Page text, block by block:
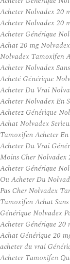
Acheter Nolvadex 20
Acheter Nolvadex 20
Acheter Générique
Achat 20 mg
Nolvadex Tamoxifen
Acheter Nolvadex
Acheté Générique
Acheter Du Vrai
Acheter Nolvadex En
Achetez Générique
Achat Nolvadex
Tamoxifen Acheter
Acheter Du Vrai
Moins Cher Nolvadex
Acheter Générique
Ou Acheter Du
Pas Cher Nolvadex
Tamoxifen Achat
Générique Nolvadex
Acheter Générique 20
Achat Générique 20
acheter du vrai
Acheter Tamoxifen